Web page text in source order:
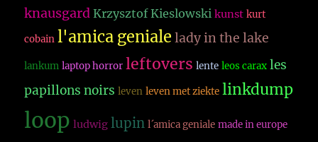
knausgard Krzysztof Kieslowski kunst kurt
cobain l'amica geniale lady in the lake
lankum laptop horror leftovers lente leos carax les
papillons noirs leven leven met ziekte linkdump
loop ludwig lupin l´amica geniale made in europe